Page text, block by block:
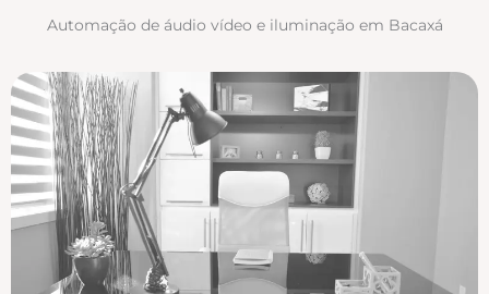
Automação de áudio vídeo e iluminação em Bacaxá